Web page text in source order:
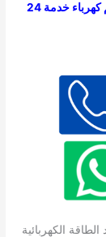
فني كهربائي منازل – كهربائي الكويت – افضل معلم كهرباء خدمة 24
الكهربائية